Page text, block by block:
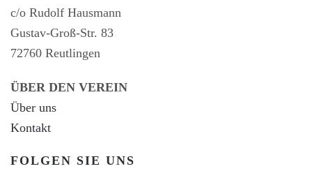
c/o Rudolf Hausmann
Gustav-Groß-Str. 83
72760 Reutlingen
ÜBER DEN VEREIN
Über uns
Kontakt
FOLGEN SIE UNS